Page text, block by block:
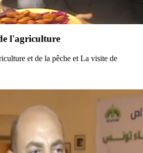
l'agriculture
et de la pêche et La visite de